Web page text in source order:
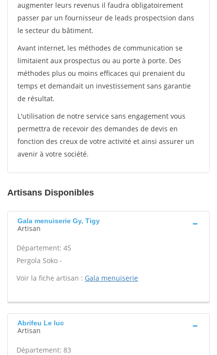
augmenter leurs revenus il faudra obligatoirement
passer par un fournisseur de leads prospectsion dans
le secteur du bâtiment.
Avant internet, les méthodes de communication se
limitaient aux prospectus ou au porte à porte. Des
méthodes plus ou moins efficaces qui prenaient du
temps et demandait un investissement sans garantie
de résultat.
L'utilisation de notre service sans engagement vous
permettra de recevoir des demandes de devis en
fonction des creux de votre activité et ainsi assurer un
avenir à votre société.
Artisans Disponibles
Gala menuiserie Gy, Tigy
Artisan
Département: 45
Pergola Soko -
Voir la fiche artisan : Gala menuiserie
Abrifeu Le luc
Artisan
Département: 83